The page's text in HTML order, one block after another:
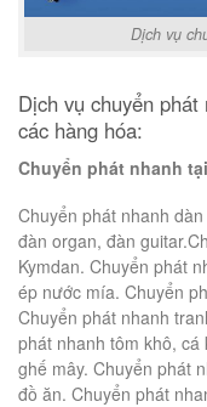
Dịch vụ
Dịch vụ chuyển
các hàng hóa:
Chuyển phát nhanh
Chuyển phát nhanh
đàn organ, đàn
Kymdan. Chuyển phát
ép nước mía. Chuyển
Chuyển phát nhanh
phát nhanh tôm khô,
ghế mây. Chuyển phát
đồ ăn. Chuyển phát